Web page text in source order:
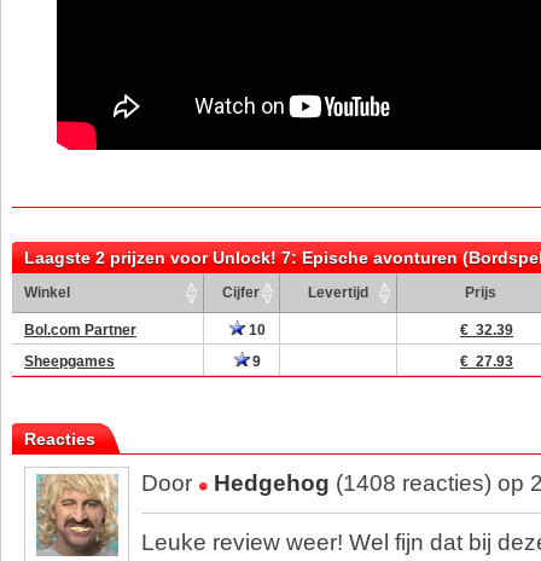
Laagste 2 prijzen voor Unlock! 7: Epische avonturen
Winkel Cijfer Levertijd Prijs
Bol.com Partner 10
€ 32.39
Sheepgames
9 € 27.93
Reacties
Door Hedgehog (1408 reacties) op
Leuke review weer! Wel fijn dat bij